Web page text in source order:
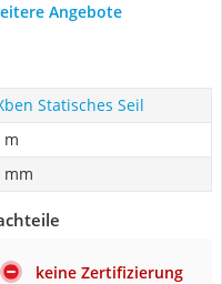
Angebote
Statisches Seil
m
mm
keine Zertifizierung